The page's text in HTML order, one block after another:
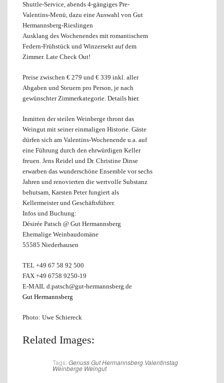
Shuttle-Service, abends 4-gängiges Pre-
Valentins-Menü, dazu eine Auswahl von Gut
Hermannsberg-Rieslingen
Ausklang des Wochenendes mit romantischem
Federn-Frühstück und Winzersekt auf dem
Zimmer. Late Check Out!
Preise zwischen € 279 und € 339 inkl. aller
Abgaben und Steuern pro Person, je nach
gewünschter Zimmerkategorie. Details hier.
Inmitten der steilen Weinberge thront das
Weingut mit seiner einmaligen Historie. Gäste
dürfen sich am Valentins-Wochenende u.a. auf
eine Führung durch den ehrwürdigen Keller
freuen. Jens Reidel und Dr. Christine Dinse
erwarben das wunderschöne Ensemble vor sechs
Jahren und renovierten die wertvolle Substanz
behutsam, Karsten Peter fungiert als
Kellermeister und Geschäftsführer.
Infos und Buchung:
Désirée Patsch @ Gut Hermannsberg
Ehemalige Weinbaudomäne
55585 Niederhausen
TEL +49 67 58 92 500
FAX +49 6758 9250-19
E-MAIL d.patsch@gut-hermannsberg.de
Gut Hermannsberg
Photo: Uwe Schiereck
Related Images:
Tags: GenussGut Hermannsberg Valentinstag
Weinberge Weingut